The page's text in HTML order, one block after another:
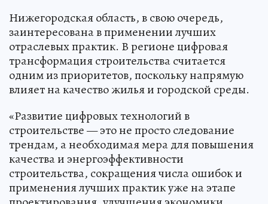
Нижегородская область, в свою очередь,
заинтересована в применении лучших
отраслевых практик. В регионе цифровая
трансформация строительства считается
одним из приоритетов, поскольку напрямую
влияет на качество жилья и городской среды.
«Развитие цифровых технологий в
строительстве — это не просто следование
трендам, а необходимая мера для повышения
качества и энергоэффективности
строительства, сокращения числа ошибок и
применения лучших практик уже на этапе